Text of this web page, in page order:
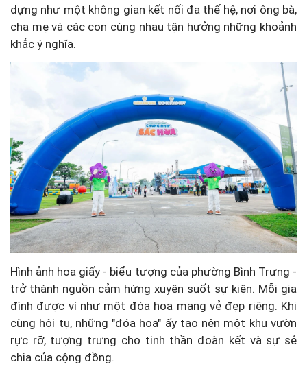
dựng như một không gian kết nối đa thế hệ, nơi ông bà,
cha mẹ và các con cùng nhau tận hưởng những khoảnh
khắc ý nghĩa.
Hình ảnh hoa giấy - biểu tượng của phường Bình Trưng -
trở thành nguồn cảm hứng xuyên suốt sự kiện. Mỗi gia
đình được ví như một đóa hoa mang vẻ đẹp riêng. Khi
cùng hội tụ, những "đóa hoa" ấy tạo nên một khu vườn
rực rỡ, tượng trưng cho tinh thần đoàn kết và sự sẻ
chia của cộng đồng.